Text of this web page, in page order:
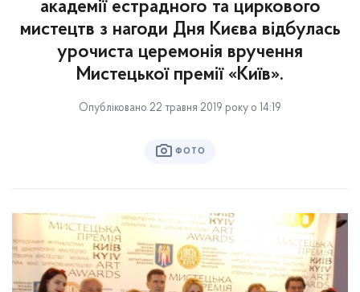
академії естрадного та циркового
мистецтв з нагоди Дня Києва відбулась
урочиста церемонія вручення
Мистецької премії «Київ».
Опубліковано 22 травня 2019 року о 14:19
ФОТО